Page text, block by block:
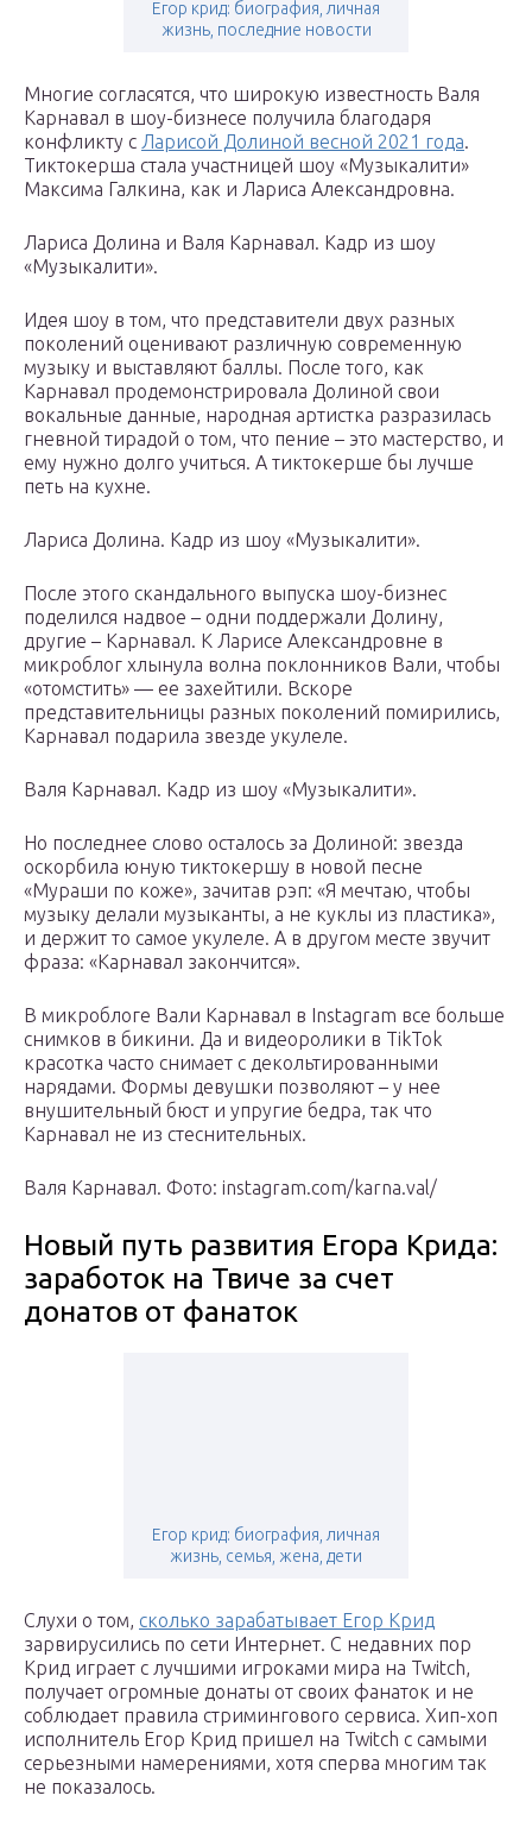
Егор крид: биография, личная
жизнь, последние новости
Многие согласятся, что широкую известность Валя
Карнавал в шоу-бизнесе получила благодаря
конфликту с Ларисой Долиной весной 2021 года.
Тиктокерша стала участницей шоу «Музыкалити»
Максима Галкина, как и Лариса Александровна.
Лариса Долина и Валя Карнавал. Кадр из шоу
«Музыкалити».
Идея шоу в том, что представители двух разных
поколений оценивают различную современную
музыку и выставляют баллы. После того, как
Карнавал продемонстрировала Долиной свои
вокальные данные, народная артистка разразилась
гневной тирадой о том, что пение – это мастерство, и
ему нужно долго учиться. А тиктокерше бы лучше
петь на кухне.
Лариса Долина. Кадр из шоу «Музыкалити».
После этого скандального выпуска шоу-бизнес
поделился надвое – одни поддержали Долину,
другие – Карнавал. К Ларисе Александровне в
микроблог хлынула волна поклонников Вали, чтобы
«отомстить» — ее захейтили. Вскоре
представительницы разных поколений помирились,
Карнавал подарила звезде укулеле.
Валя Карнавал. Кадр из шоу «Музыкалити».
Но последнее слово осталось за Долиной: звезда
оскорбила юную тиктокершу в новой песне
«Мураши по коже», зачитав рэп: «Я мечтаю, чтобы
музыку делали музыканты, а не куклы из пластика»,
и держит то самое укулеле. А в другом месте звучит
фраза: «Карнавал закончится».
В микроблоге Вали Карнавал в Instagram все больше
снимков в бикини. Да и видеоролики в TikTok
красотка часто снимает с декольтированными
нарядами. Формы девушки позволяют – у нее
внушительный бюст и упругие бедра, так что
Карнавал не из стеснительных.
Валя Карнавал. Фото: instagram.com/karna.val/
Новый путь развития Егора Крида:
заработок на Твиче за счет
донатов от фанаток
Егор крид: биография, личная
жизнь, семья, жена, дети
Слухи о том, сколько зарабатывает Егор Крид
зарвирусились по сети Интернет. С недавних пор
Крид играет с лучшими игроками мира на Twitch,
получает огромные донаты от своих фанаток и не
соблюдает правила стримингового сервиса. Хип-хоп
исполнитель Егор Крид пришел на Twitch с самыми
серьезными намерениями, хотя сперва многим так
не показалось.